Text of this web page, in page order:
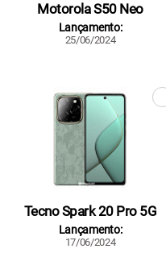
Motorola S50 Neo
Lançamento:
25/06/2024
Tecno Spark 20 Pro 5G
Lançamento:
17/06/2024